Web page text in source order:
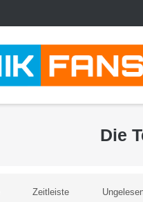
Die
Zeitleiste